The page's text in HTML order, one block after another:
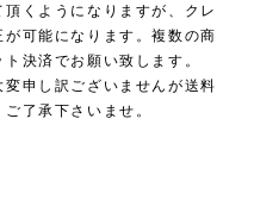
くようになりますが、クレ
可能になります。複数の商
決済でお願い致します。
申し訳ございませんが送料
了承下さいませ。